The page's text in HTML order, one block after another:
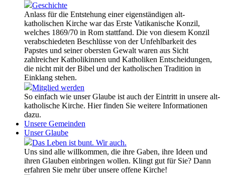
Geschichte
Anlass für die Entstehung einer eigenständigen alt-
katholischen Kirche war das Erste Vatikanische Konzil,
welches 1869/70 in Rom stattfand. Die von diesem Konzil
verabschiedeten Beschlüsse von der Unfehlbarkeit des
Papstes und seiner obersten Gewalt waren aus Sicht
zahlreicher Katholikinnen und Katholiken Entscheidungen,
die nicht mit der Bibel und der katholischen Tradition in
Einklang stehen.
Mitglied werden
So einfach wie unser Glaube ist auch der Eintritt in unsere alt-
katholische Kirche. Hier finden Sie weitere Informationen
dazu.
Unsere Gemeinden
Unser Glaube
Das Leben ist bunt. Wir auch.
Uns sind alle willkommen, die ihre Gaben, ihre Ideen und
ihren Glauben einbringen wollen. Klingt gut für Sie? Dann
erfahren Sie mehr über unsere offene Kirche!